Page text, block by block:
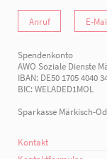
Anruf E-
Spendenkonto
AWO Soziale Dienste
IBAN: DE50 1705 4040
BIC: WELADED1MOL
Sparkasse Märkisch-
Kontakt